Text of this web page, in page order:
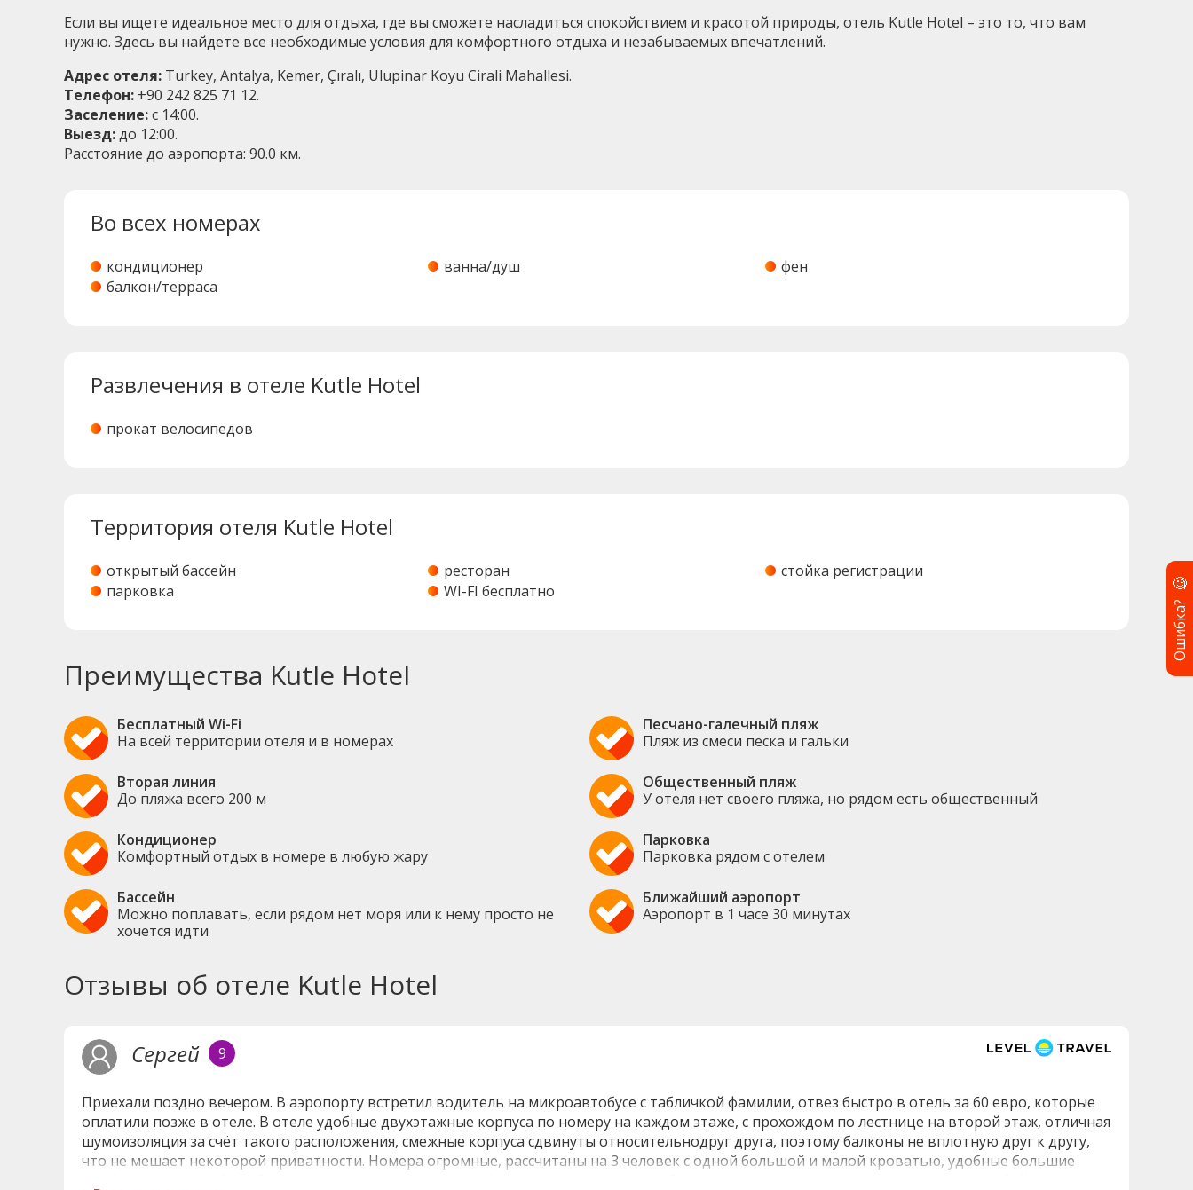
Если вы ищете идеальное место для отдыха, где вы сможете насладиться спокойствием и красотой природы, отель Kutle Hotel – это то, что вам
нужно. Здесь вы найдете все необходимые условия для комфортного отдыха и незабываемых впечатлений.
Адрес отеля: Turkey, Antalya, Kemer, Çıralı, Ulupinar Koyu Cirali Mahallesi.
Телефон: +90 242 825 71 12.
Заселение:с 14:00.
Выезд:до 12:00.
Расстояние до аэропорта: 90.0 км.
Во всех номерах
кондиционер ванна/душ
фен
балкон/терраса
Развлечения в отеле Kutle Hotel
прокат велосипедов
Территория отеля Kutle Hotel
открытый бассейн ресторан
стойка регистрации
парковка
WI-FI бесплатно
Преимущества Kutle Hotel
Бесплатный Wi-Fi
На всей территории отеля и в номерах
Песчано-галечный пляж
Пляж из смеси песка и гальки
Вторая линия
До пляжа всего 200 м
Общественный пляж
У отеля нет своего пляжа, но рядом есть общественный
Кондиционер
Комфортный отдых в номере в любую жару
Парковка
Парковка рядом с отелем
Бассейн
Можно поплавать, если рядом нет моря или к нему просто не
хочется идти
Ближайший аэропорт
Аэропорт в 1 часе 30 минутах
Отзывы об отеле Kutle Hotel
Сергей 9
Приехали поздно вечером. В аэропорту встретил водитель на микроавтобусе с табличкой фамилии, отвез быстро в отель за 60 евро, которые
оплатили позже в отеле. В отеле удобные двухэтажные корпуса по номеру на каждом этаже, с прохождом по лестнице на второй этаж, отличная
шумоизоляция за счёт такого расположения, смежные корпуса сдвинуты относительнодруг друга, поэтому балконы не вплотную друг к другу,
что не мешает некоторой приватности. Номера огромные, рассчитаны на 3 человек с одной большой и малой кроватью, удобные большие
Ошибка?
🧐